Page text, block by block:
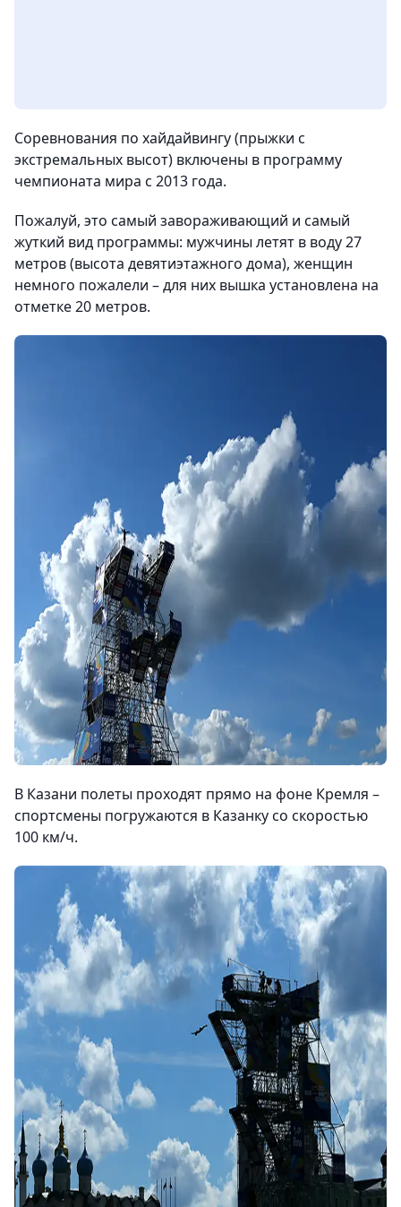
Соревнования по хайдайвингу (прыжки с
экстремальных высот) включены в программу
чемпионата мира с 2013 года.
Пожалуй, это самый завораживающий и самый
жуткий вид программы: мужчины летят в воду 27
метров (высота девятиэтажного дома), женщин
немного пожалели – для них вышка установлена на
отметке 20 метров.
В Казани полеты проходят прямо на фоне Кремля –
спортсмены погружаются в Казанку со скоростью
100 км/ч.